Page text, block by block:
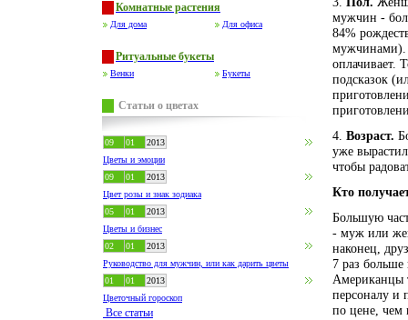
Комнатные растения
Для дома Для офиса
Ритуальные букеты
Венки Букеты
Статьи о цветах
09 01
2013
Цветы и эмоции
09
01
2013
Цвет розы и знак зодиака
05
01
2013
Цветы и бизнес
02
01
2013
Руководство для мужчин, или как дарить цветы
01
01
2013
Цветочный гороскоп
Все статьи
мужчин -
84%
мужчинами).
оплачивает.
подсказок
4. Возраст.
уже
чтобы
Кто
Большую
- муж или
наконец,
7 раз больше
Американцы
персоналу и
по цене, чем